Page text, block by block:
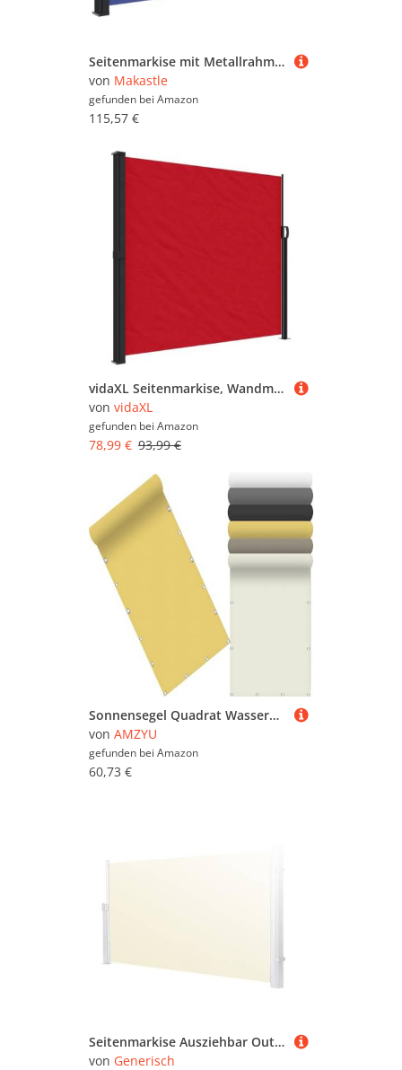
Seitenmarkise mit Metallrahmen & Metallzubehör, Sichtschutz Ausziehbar für Garten, Veranden, Windschutz, Sonnenschutz, Blau 120x600 cm Polyester
von Makastle
gefunden bei Amazon
115,57 €
vidaXL Seitenmarkise, Wandmarkise mit PU-Beschichtung, Sichtschutz für Balkon Terrasse Garten, Windschutz Markise, Ausziehbar Rot Polyester
von vidaXL
gefunden bei Amazon
78,99 € 93,99 €
Sonnensegel Quadrat Wasserdicht 170 x 480 cm Seitenmarkise Schattierungsnetz Uv-Schutz Wetterfest Rechteck inkl Befestigungsseile für Camping Patio Schwimmbad, Creme Farben
von AMZYU
gefunden bei Amazon
60,73 €
Seitenmarkise Ausziehbar Outdoor Sichtschutz Wasserdicht UV-beständig Perfekt für Terrasse Deck Balkon
von Generisch